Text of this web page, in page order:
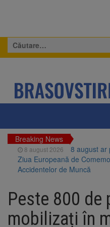
Caută
după:
Breaking News
8 august 2026
8 august ar
Ziua Europeană de
Accidentelor de Muncă
fostului complex Duplex 91,
Star
8 august 2026
Ungaria
pentru reducerea
Peste 800
mobilizați în